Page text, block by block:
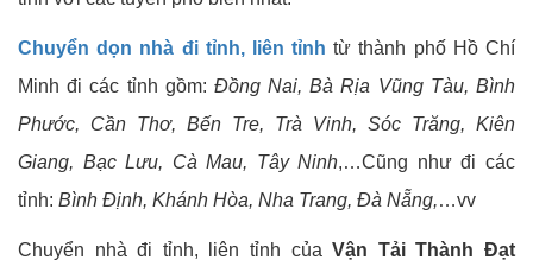
Chuyển dọn nhà đi tỉnh, liên tỉnh từ thành phố Hồ Chí
Minh đi các tỉnh gồm: Đồng Nai, Bà Rịa Vũng Tàu, Bình
Phước, Cần Thơ, Bến Tre, Trà Vinh, Sóc Trăng, Kiên
Giang, Bạc Lưu, Cà Mau, Tây Ninh,…Cũng như đi các
tỉnh: Bình Định, Khánh Hòa, Nha Trang, Đà Nẵng,…vv
Chuyển nhà đi tỉnh, liên tỉnh củaVận Tải Thành Đạt